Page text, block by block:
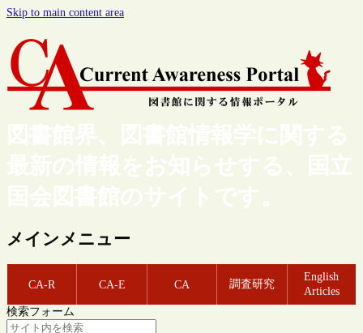
Skip to main content area
図書館界、図書館情報学に関する
最新の情報をお知らせする、国立
国会図書館のサイトです。
メインメニュー
CA-R CA-E CA 調査研究
English
Articles
検索フォーム